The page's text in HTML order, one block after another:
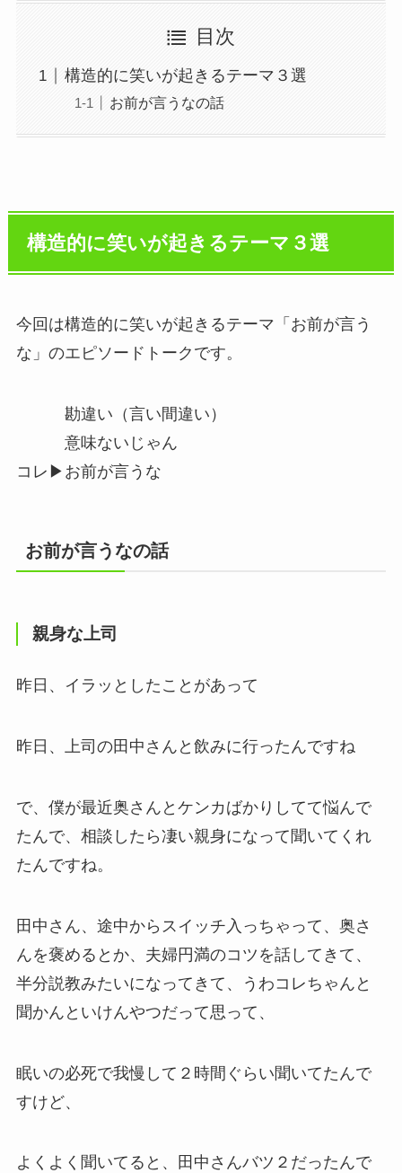
目次
構造的に笑いが起きるテーマ３選
お前が言うなの話
構造的に笑いが起きるテーマ３選
今回は構造的に笑いが起きるテーマ「お前が言う
な」のエピソードトークです。
勘違い（言い間違い）
意味ないじゃん
コレ▶︎お前が言うな
お前が言うなの話
親身な上司
昨日、イラッとしたことがあって
昨日、上司の田中さんと飲みに行ったんですね
で、僕が最近奥さんとケンカばかりしてて悩んで
たんで、相談したら凄い親身になって聞いてくれ
たんですね。
田中さん、途中からスイッチ入っちゃって、奥さ
んを褒めるとか、夫婦円満のコツを話してきて、
半分説教みたいになってきて、うわコレちゃんと
聞かんといけんやつだって思って、
眠いの必死で我慢して２時間ぐらい聞いてたんで
すけど、
よくよく聞いてると、田中さんバツ２だったんで